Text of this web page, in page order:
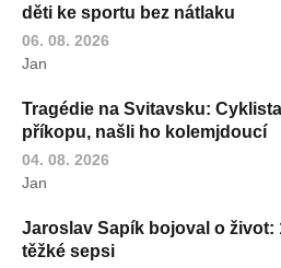
děti ke sportu bez nátlaku
06. 08. 2026
Jan
Tragédie na Svitavsku:
příkopu, našli ho kolemjdoucí
04. 08. 2026
Jan
Jaroslav Sapík bojoval o život:
těžké sepsi